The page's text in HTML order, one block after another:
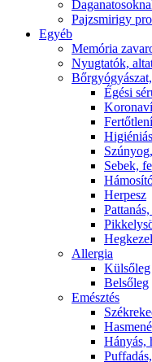
Pajzsmirigy
Egyéb
Memória
Nyugtatók,
É́gési
Sebek,
Herpesz
Allergia
Külsőleg
Belsőleg
Emésztés
Hányás,